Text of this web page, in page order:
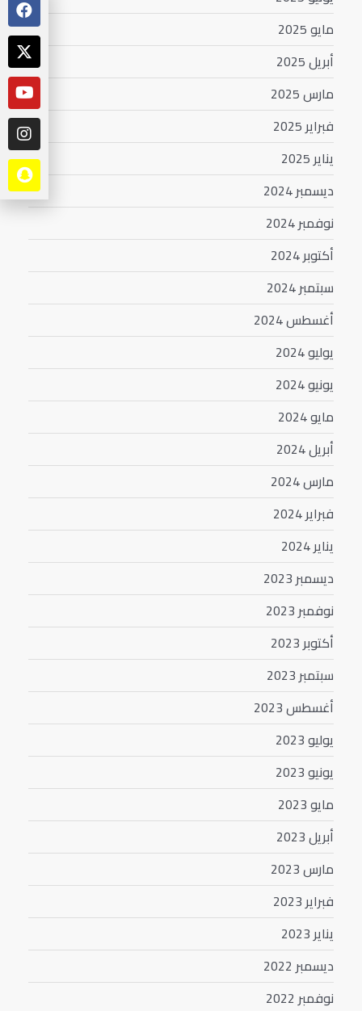
مايو 2025
أبريل 2025
مارس 2025
فبراير 2025
يناير 2025
ديسمبر 2024
نوفمبر 2024
أكتوبر 2024
سبتمبر 2024
أغسطس 2024
يوليو 2024
يونيو 2024
مايو 2024
أبريل 2024
مارس 2024
فبراير 2024
يناير 2024
ديسمبر 2023
نوفمبر 2023
أكتوبر 2023
سبتمبر 2023
أغسطس 2023
يوليو 2023
يونيو 2023
مايو 2023
أبريل 2023
مارس 2023
فبراير 2023
يناير 2023
ديسمبر 2022
نوفمبر 2022